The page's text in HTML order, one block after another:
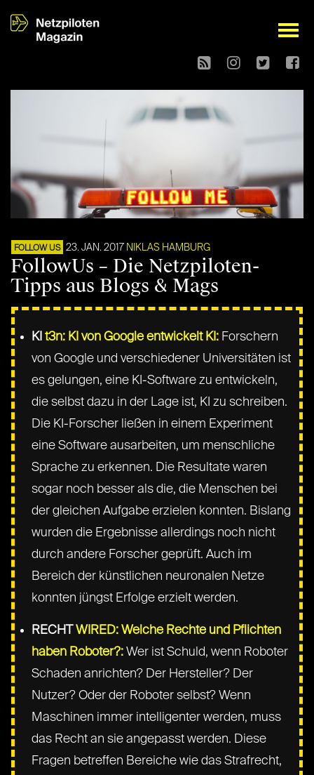
open
FOLLOW US 23. JAN. 2017 NIKLAS HAMBURG
FollowUs – Die Netzpiloten-
Tipps aus Blogs & Mags
KIt3n: KI von Google entwickelt KI: Forschern
von Google und verschiedener Universitäten ist
es gelungen, eine KI-Software zu entwickeln,
die selbst dazu in der Lage ist, KI zu schreiben.
Die KI-Forscher ließen in einem Experiment
eine Software ausarbeiten, um menschliche
Sprache zu erkennen. Die Resultate waren
sogar noch besser als die, die Menschen bei
der gleichen Aufgabe erzielen konnten. Bislang
wurden die Ergebnisse allerdings noch nicht
durch andere Forscher geprüft. Auch im
Bereich der künstlichen neuronalen Netze
konnten jüngst Erfolge erzielt werden.
RECHTWIRED: Welche Rechte und Pflichten
haben Roboter?: Wer ist Schuld, wenn Roboter
Schaden anrichten? Der Hersteller? Der
Nutzer? Oder der Roboter selbst? Wenn
Maschinen immer intelligenter werden, muss
das Recht an sie angepasst werden. Diese
Fragen betreffen Bereiche wie das Strafrecht,